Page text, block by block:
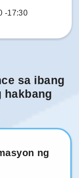
-17:30
sa ibang
hakbang
ng